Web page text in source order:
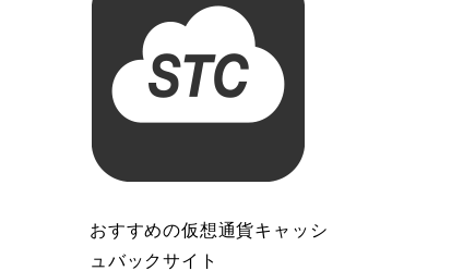
おすすめの仮想通貨キャッシ
ュバックサイト